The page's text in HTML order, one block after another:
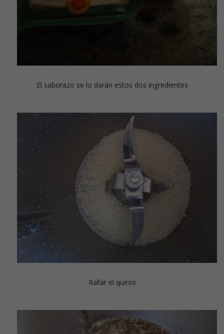
El saborazo se lo darán estos dos ingredientes
Rallar el queso